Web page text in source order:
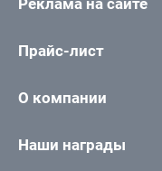
Прайс-лист
О компании
Наши награды